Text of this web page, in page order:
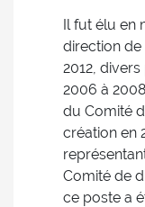
Il fut élu en
direction de
2012,
2006 à
du Comité
création en
Comité de
ce poste a